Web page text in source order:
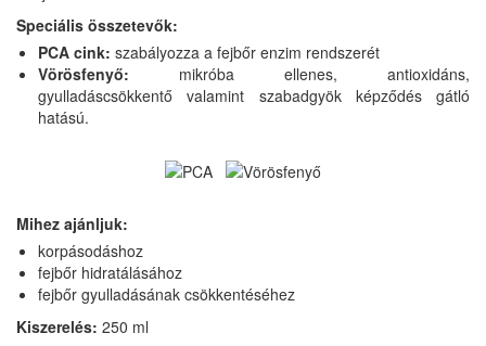
Speciális összetevők:
PCA cink: szabályozza a fejbőr enzim rendszerét
Vörösfenyő: mikróba ellenes, antioxidáns,
gyulladáscsökkentő valamint szabadgyök képződés gátló
hatású.
Mihez ajánljuk:
korpásodáshoz
fejbőr hidratálásához
fejbőr gyulladásának csökkentéséhez
Kiszerelés: 250 ml